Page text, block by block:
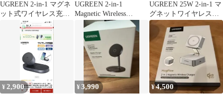
UGREEN 2-in-1 マグネ
ット式ワイヤレス充電
器 WS26
UGREEN 2-in-1
Magnetic Wireless
Charger
UGREEN 25W 2-in-1 マ
グネットワイヤレス充
電器
¥ 2,900 ¥3,990 ¥4,500